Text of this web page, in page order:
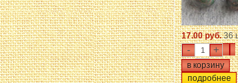
17.00 руб.36
- +
подробнее